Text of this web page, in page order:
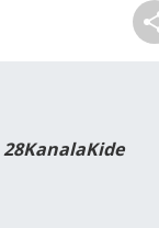
28KanalaKide